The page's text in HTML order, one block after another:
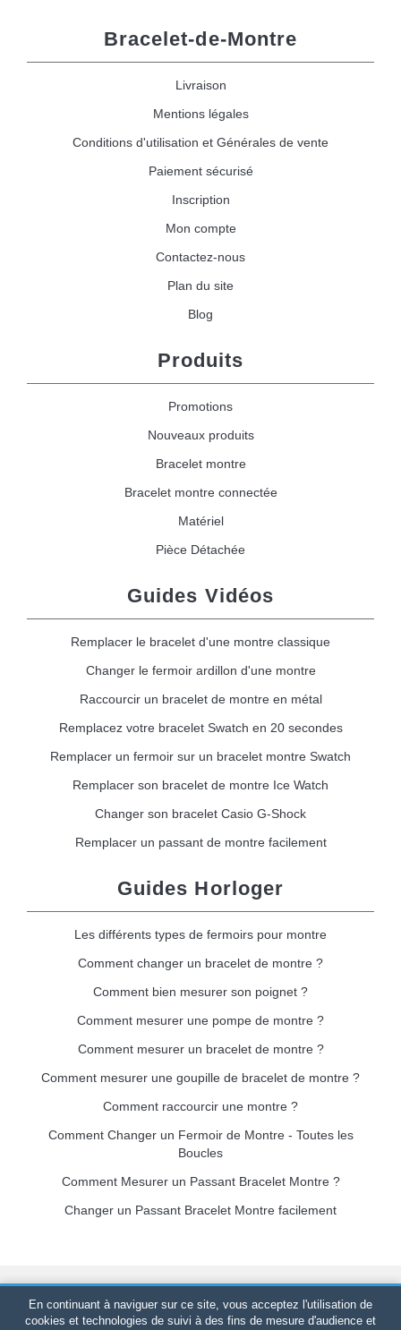
Bracelet-de-Montre
Livraison
Mentions légales
Conditions d'utilisation et Générales de vente
Paiement sécurisé
Inscription
Mon compte
Contactez-nous
Plan du site
Blog
Produits
Promotions
Nouveaux produits
Bracelet montre
Bracelet montre connectée
Matériel
Pièce Détachée
Guides Vidéos
Remplacer le bracelet d'une montre classique
Changer le fermoir ardillon d'une montre
Raccourcir un bracelet de montre en métal
Remplacez votre bracelet Swatch en 20 secondes
Remplacer un fermoir sur un bracelet montre Swatch
Remplacer son bracelet de montre Ice Watch
Changer son bracelet Casio G-Shock
Remplacer un passant de montre facilement
Guides Horloger
Les différents types de fermoirs pour montre
Comment changer un bracelet de montre ?
Comment bien mesurer son poignet ?
Comment mesurer une pompe de montre ?
Comment mesurer un bracelet de montre ?
Comment mesurer une goupille de bracelet de montre ?
Comment raccourcir une montre ?
Comment Changer un Fermoir de Montre - Toutes les
Boucles
Comment Mesurer un Passant Bracelet Montre ?
Changer un Passant Bracelet Montre facilement
Bracelet-de-montre.com© 2026Tous droits réservés-SIRET
520 247 727 000 57 -Plateforme Juridique : BP 20075 - 31121
En continuant à naviguer sur ce site, vous acceptez l'utilisation de
cookies et technologies de suivi à des fins de mesure d'audience et